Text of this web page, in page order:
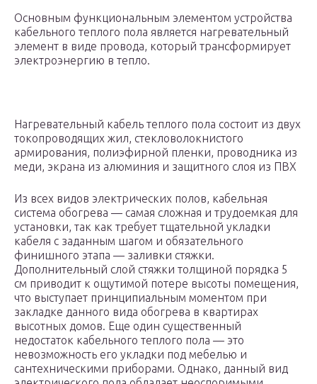
Основным функциональным элементом устройства
кабельного теплого пола является нагревательный
элемент в виде провода, который трансформирует
электроэнергию в тепло.
Нагревательный кабель теплого пола состоит из двух
токопроводящих жил, стекловолокнистого
армирования, полиэфирной пленки, проводника из
меди, экрана из алюминия и защитного слоя из ПВХ
Из всех видов электрических полов, кабельная
система обогрева — самая сложная и трудоемкая для
установки, так как требует тщательной укладки
кабеля с заданным шагом и обязательного
финишного этапа — заливки стяжки.
Дополнительный слой стяжки толщиной порядка 5
см приводит к ощутимой потере высоты помещения,
что выступает принципиальным моментом при
закладке данного вида обогрева в квартирах
высотных домов. Еще один существенный
недостаток кабельного теплого пола — это
невозможность его укладки под мебелью и
сантехническими приборами. Однако, данный вид